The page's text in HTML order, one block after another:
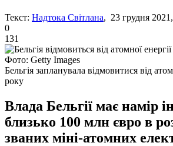
Текст: Надтока Світлана, 23 грудня
0
131
Фото: Getty Images
Бельгія запланувала відмовитися від
року
Влада Бельгії має намір
близько 100 млн євро в
званих міні-атомних